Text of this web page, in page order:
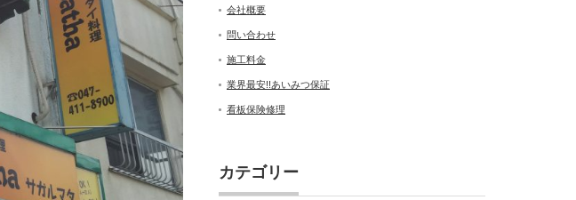
会社概要
問い合わせ
施工料金
業界最安!!あいみつ保証
看板保険修理
カテゴリー